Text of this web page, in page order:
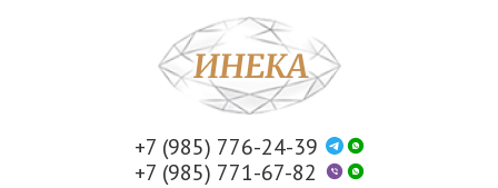
+7 (985) 776-24-39
+7 (985) 771-67-82